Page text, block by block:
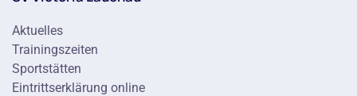
Aktuelles
Trainingszeiten
Sportstätten
Eintrittserklärung online